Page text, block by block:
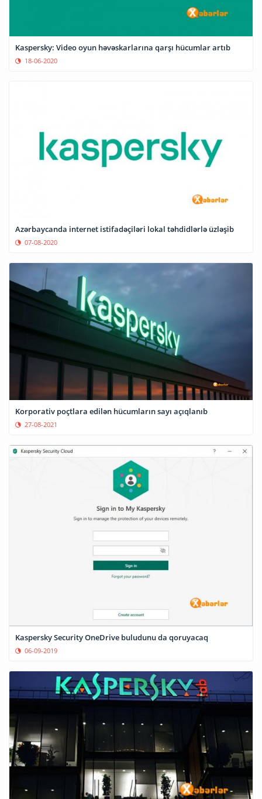
Kaspersky: Video oyun həvəskarlarına qarşı hücumlar artıb
18-06-2020
Azərbaycanda internet istifadəçiləri lokal təhdidlərlə üzləşib
07-08-2020
Korporativ poçtlara edilən hücumların sayı açıqlanıb
27-08-2021
Kaspersky Security OneDrive buludunu da qoruyacaq
06-09-2019